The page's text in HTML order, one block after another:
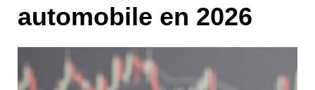
automobile en 2026